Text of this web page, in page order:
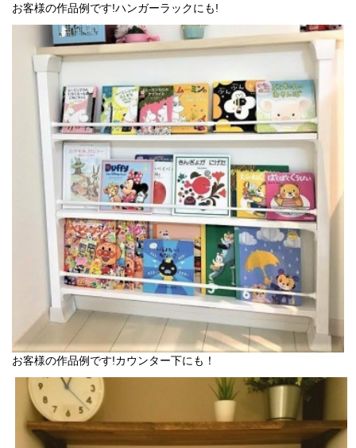
お客様の作品例です!ハンガーラックにも!
お客様の作品例です!カウンター下にも！